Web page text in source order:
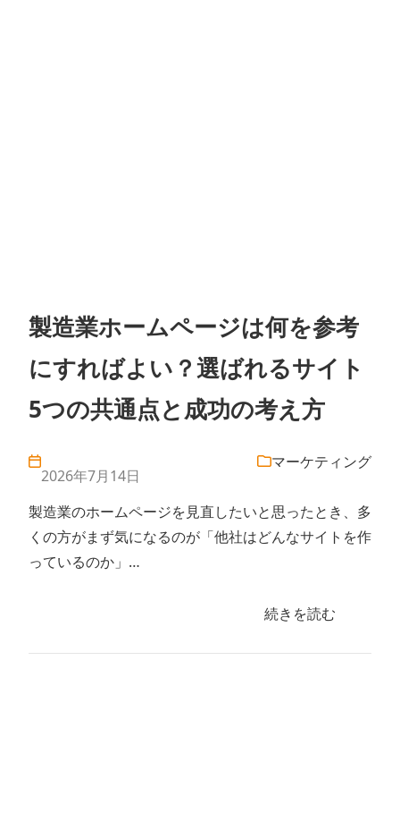
製造業ホームページは何を参考
にすればよい？選ばれるサイト
5つの共通点と成功の考え方
2026年7月14日
マーケティング
製造業のホームページを見直したいと思ったとき、多
くの方がまず気になるのが「他社はどんなサイトを作
っているのか」…
続きを読む